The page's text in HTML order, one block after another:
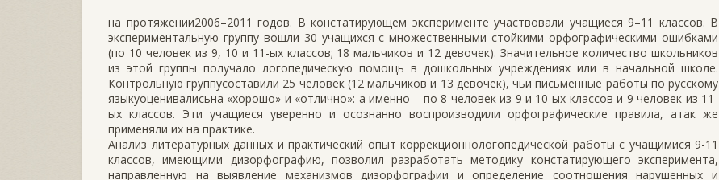
на протяжении2006–2011 годов. В констатирующем эксперименте участвовали учащиеся 9–11 классов. В
экспериментальную группу вошли 30 учащихся с множественными стойкими орфографическими ошибками
(по 10 человек из 9, 10 и 11-ых классов; 18 мальчиков и 12 девочек). Значительное количество школьников
из этой группы получало логопедическую помощь в дошкольных учреждениях или в начальной школе.
Контрольную группусоставили 25 человек (12 мальчиков и 13 девочек), чьи письменные работы по русскому
языкуоценивалисьна «хорошо» и «отлично»: а именно – по 8 человек из 9 и 10-ых классов и 9 человек из 11-
ых классов. Эти учащиеся уверенно и осознанно воспроизводили орфографические правила, атак же
применяли их на практике.
Анализ литературных данных и практический опыт коррекционнологопедической работы с учащимися 9-11
классов, имеющими дизорфографию, позволил разработать методику констатирующего эксперимента,
направленную на выявление механизмов дизорфографии и определение соотношения нарушенных и